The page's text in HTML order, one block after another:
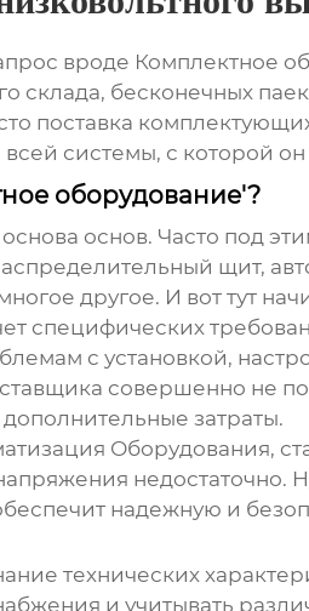
вроде Комплектное
склада, бесконечных
поставка
системы, с которой он
оборудование'?
основа основ. Часто под
щит,
другое. И вот тут
специфических
с установкой,
совершенно не
затраты.
Оборудования,
недостаточно.
надежную и
технических
и учитывать